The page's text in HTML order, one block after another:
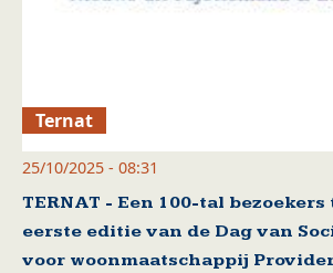
Ternat
25/10/2025 - 08:31
TERNAT - Een 100-tal
eerste editie van de Dag van
voor woonmaatschappij